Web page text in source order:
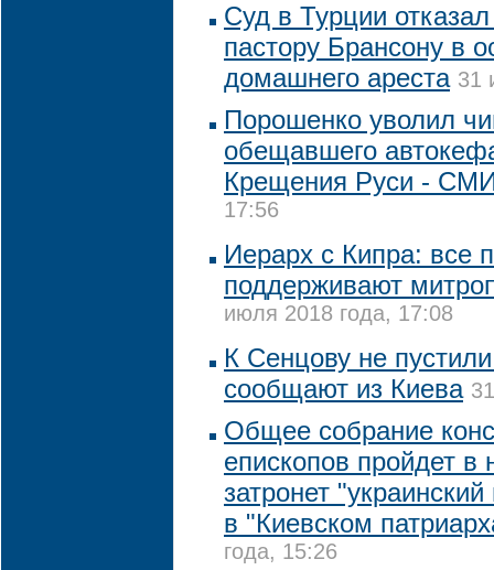
Суд в Турции
пастору Брансону в
домашнего ареста 31
Порошенко уволил
обещавшего
Крещения Руси -
17:56
Иерарх с Кипра: все
поддерживают
июля 2018 года, 17:08
К Сенцову не
сообщают из Киева
Общее собрание
епископов пройдет в
затронет
в "Киевском
года, 15:26